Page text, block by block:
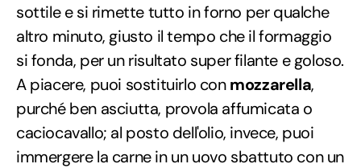
sottile e si rimette tutto in forno per qualche
altro minuto, giusto il tempo che il formaggio
si fonda, per un risultato super filante e goloso.
A piacere, puoi sostituirlo conmozzarella,
purché ben asciutta, provola affumicata o
caciocavallo; al posto dell'olio, invece, puoi
immergere la carne in un uovo sbattuto con un